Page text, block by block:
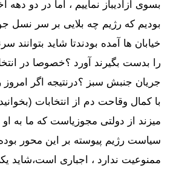
بسوی آزادیباز نماییم ، اما در دو دهه
بودیم که رژیم چه بلایی بر سر نسل
خیابان ها آمده بودندتا شاید بتوانند
را
بدست بگیرند آورد ؟خصوصا در
جریان جنبش سبز ؟در نتیجه اگر امروز
با کمال وقاحت دم از انتخابات (بخوانید
میزند از دولتی مجوزیاست که ما به او
سیاست رژیم پیوسته بر این محور
ممنوعیت ندارد ، اجباری است،شاید